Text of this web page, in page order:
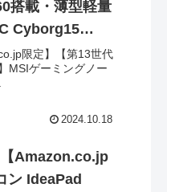
搭載・薄型軽量
Cyborg15
Cyborg-15-
限定】【第13世代
MSIゲーミングノー
2024.10.18
ン IdeaPad